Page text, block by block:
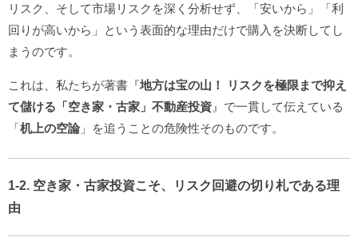
リスク、そして市場リスクを深く分析せず、「安いから」「利
回りが高いから」という表面的な理由だけで購入を決断してし
まうのです。
これは、私たちが著書『地方は宝の山！ リスクを極限まで抑え
て儲ける「空き家・古家」不動産投資 』で一貫して伝えている
「机上の空論」を追うことの危険性そのものです。
1-2. 空き家・古家投資こそ、リスク回避の切り札である理
由